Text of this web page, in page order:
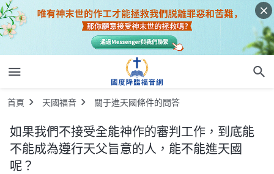
首頁 天國福音 關于進天國條件的問答
如果我們不接受全能神作的審判工作，到底能
不能成為遵行天父旨意的人，能不能進天國
呢？